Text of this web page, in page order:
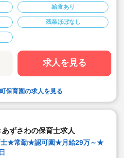
の相談も可能です！
皆勤手当て制度あり！
サービスもございます！
給食あり
残業ほぼなし
求人を見る
保育園の求人を見る
ずさわの保育士求人
士★常勤★認可園★月給29万～★